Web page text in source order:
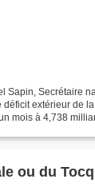
Sapin, Secrétaire
déficit extérieur de
mois à 4,738
ou du